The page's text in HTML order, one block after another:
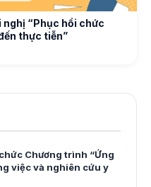
nghị “Phục hồi chức
thực tiễn”
Chương trình “Ứng
việc và nghiên cứu y